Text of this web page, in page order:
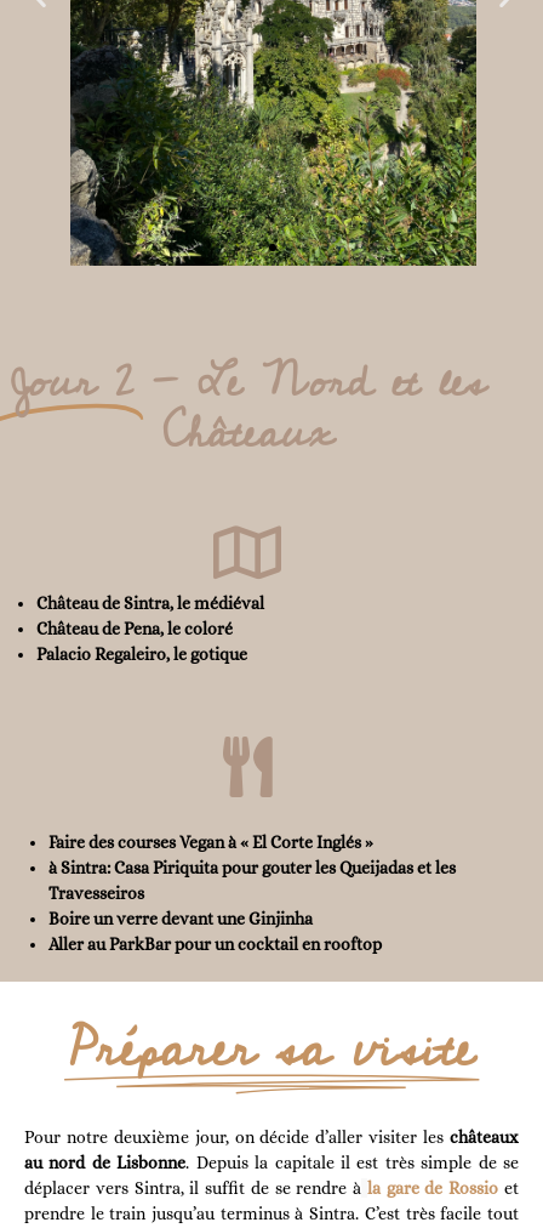
Jour 2 - Le Nord et les
Châteaux
Château de Sintra, le médiéval
Château de Pena, le coloré
Palacio Regaleiro, le gotique
Faire des courses Vegan à « El Corte Inglés »
à Sintra: Casa Piriquita pour gouter les Queijadas et les
Travesseiros
Boire un verre devant une Ginjinha
Aller au ParkBar pour un cocktail en rooftop
Préparer sa visite
Pour notre deuxième jour, on décide d’aller visiter les châteaux
au nord de Lisbonne. Depuis la capitale il est très simple de se
déplacer vers Sintra, il suffit de se rendre à la gare de Rossio et
prendre le train jusqu’au terminus à Sintra. C’est très facile tout